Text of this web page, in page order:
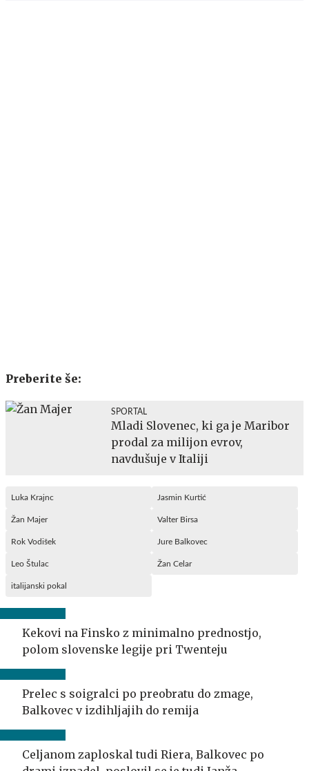
Preberite še:
SPORTAL
Mladi Slovenec, ki ga je Maribor
prodal za milijon evrov,
navdušuje v Italiji
Luka Krajnc Jasmin Kurtić
Žan Majer Valter Birsa
Rok Vodišek Jure Balkovec
Leo Štulac Žan Celar
italijanski pokal
Kekovi na Finsko z minimalno prednostjo,
polom slovenske legije pri Twenteju
Prelec s soigralci po preobratu do zmage,
Balkovec v izdihljajih do remija
Celjanom zaploskal tudi Riera, Balkovec po